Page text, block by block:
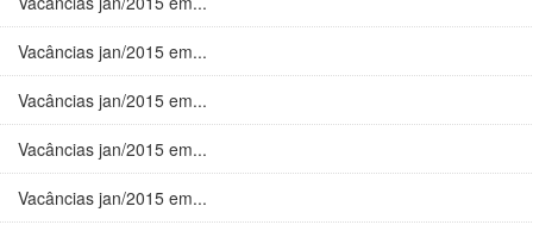
Vacâncias jan/2015 em...
Vacâncias jan/2015 em...
Vacâncias jan/2015 em...
Vacâncias jan/2015 em...